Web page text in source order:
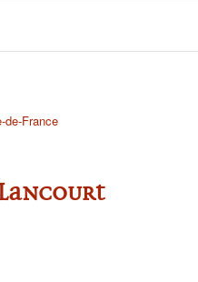
de-France